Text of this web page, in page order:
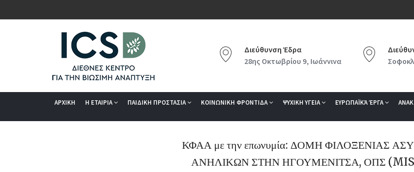
Διεύθυνση Έδρα
28ης Οκτωβρίου 9, Ιωάννινα
ΑΡΧΙΚΗ Η ΕΤΑΙΡΙΑ ΠΑΙΔΙΚΗ ΠΡΟΣΤΑΣΙΑ ΚΟΙΝΩΝΙΚΗ ΦΡΟΝΤΙΔΑ ΨΥΧΙΚΗ ΥΓΕΙΑ ΕΥΡΩΠΑΪΚΆ ΈΡΓΑ
ΚΦΑΑ με την επωνυμία: ΔΟΜΗ ΦΙΛΟΞΕΝΙΑΣ
ΑΝΗΛΙΚΩΝ ΣΤΗΝ ΗΓΟΥΜΕΝΙΤΣΑ, ΟΠΣ